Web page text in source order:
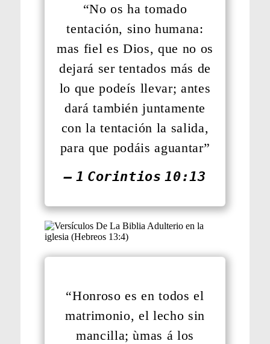
“No os ha tomado
tentación, sino humana:
mas fiel es Dios, que no os
dejará ser tentados más de
lo que podeís llevar; antes
dará también juntamente
con la tentación la salida,
para que podáis aguantar”
— 1 Corintios 10:13
“Honroso es en todos el
matrimonio, el lecho sin
mancilla; ùmas á los